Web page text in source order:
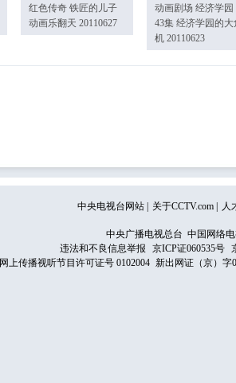
红色传奇 铁匠的儿子
动画乐翻天 20110627
动画剧场 经济学园
43集 经济学园的大
机 20110623
中央电视台网站 关于CCTV.com 人
中央广播电视总台 中国网络
违法和不良信息举报
京ICP证060535号
网上传播视听节目许可证号 0102004 新出网证（京）